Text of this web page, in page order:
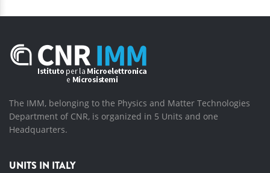
The IMM, belonging to the Physics and Matter Technologies
Department of CNR, is organized in 5 Units and one
Headquarters.
UNITS IN ITALY